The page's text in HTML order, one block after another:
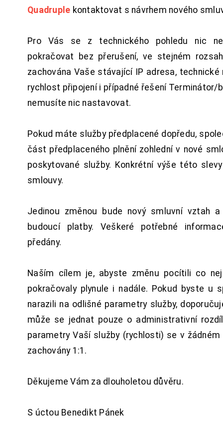
Quadruple kontaktovat s návrhem nového
Pro Vás se z technického pohledu nic
pokračovat bez přerušení, ve stejném
zachována Vaše stávající IP adresa, technické
rychlost připojení i případné řešení Terminátor/
nemusíte nic nastavovat.
Pokud máte služby předplacené dopředu,
část předplaceného plnění zohlední v nové
poskytované služby. Konkrétní výše této
smlouvy.
Jedinou změnou bude nový smluvní vztah
budoucí platby. Veškeré potřebné
předány.
Naším cílem je, abyste změnu pocítili co
pokračovaly plynule i nadále. Pokud byste u
narazili na odlišné parametry služby,
může se jednat pouze o administrativní
parametry Vaší služby (rychlosti) se v
zachovány 1:1.
Děkujeme Vám za dlouholetou důvěru.
S úctou Benedikt Pánek